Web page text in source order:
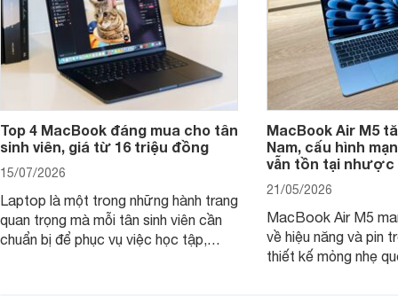
Top 4 MacBook đáng mua cho tân
sinh viên, giá từ 16 triệu đồng
15/07/2026
Laptop là một trong những hành trang
quan trọng mà mỗi tân sinh viên cần
chuẩn bị để phục vụ việc học tập,
MacBook Air M5
Nam, cấu hình
vẫn tồn tại nhược
21/05/2026
MacBook Air M5
về hiệu năng và pin
thiết kế mỏng nhẹ